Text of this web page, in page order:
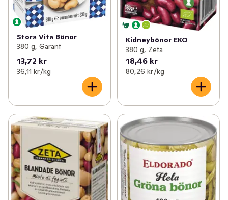
Stora Vita Bönor
380 g, Garant
13,72 kr
36,11 kr /kg
Kidneybönor EKO
380 g, Zeta
18,46 kr
80,26 kr /kg